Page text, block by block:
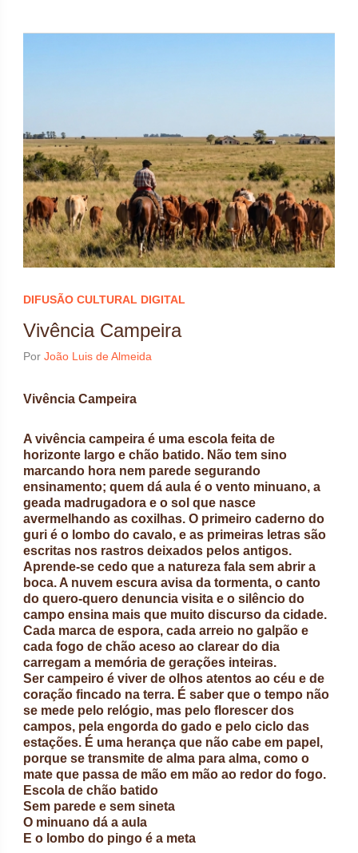
DIFUSÃO CULTURAL DIGITAL
Vivência Campeira
Por João Luis de Almeida
Vivência Campeira
A vivência campeira é uma escola feita de
horizonte largo e chão batido. Não tem sino
marcando hora nem parede segurando
ensinamento; quem dá aula é o vento minuano, a
geada madrugadora e o sol que nasce
avermelhando as coxilhas. O primeiro caderno do
guri é o lombo do cavalo, e as primeiras letras são
escritas nos rastros deixados pelos antigos.
Aprende-se cedo que a natureza fala sem abrir a
boca. A nuvem escura avisa da tormenta, o canto
do quero-quero denuncia visita e o silêncio do
campo ensina mais que muito discurso da cidade.
Cada marca de espora, cada arreio no galpão e
cada fogo de chão aceso ao clarear do dia
carregam a memória de gerações inteiras.
Ser campeiro é viver de olhos atentos ao céu e de
coração fincado na terra. É saber que o tempo não
se mede pelo relógio, mas pelo florescer dos
campos, pela engorda do gado e pelo ciclo das
estações. É uma herança que não cabe em papel,
porque se transmite de alma para alma, como o
mate que passa de mão em mão ao redor do fogo.
Escola de chão batido
Sem parede e sem sineta
O minuano dá a aula
E o lombo do pingo é a meta